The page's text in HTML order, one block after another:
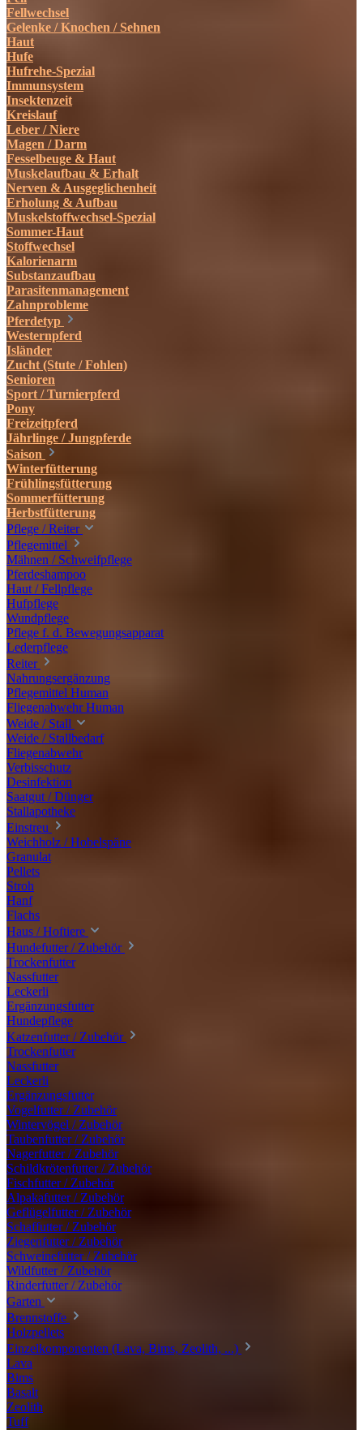
Fellwechsel
Gelenke / Knochen / Sehnen
Haut
Hufe
Hufrehe-Spezial
Immunsystem
Insektenzeit
Kreislauf
Leber / Niere
Magen / Darm
Fesselbeuge & Haut
Muskelaufbau & Erhalt
Nerven & Ausgeglichenheit
Erholung & Aufbau
Muskelstoffwechsel-Spezial
Sommer-Haut
Stoffwechsel
Kalorienarm
Substanzaufbau
Parasitenmanagement
Zahnprobleme
Pferdetyp
Westernpferd
Isländer
Zucht (Stute / Fohlen)
Senioren
Sport / Turnierpferd
Pony
Freizeitpferd
Jährlinge / Jungpferde
Saison
Winterfütterung
Frühlingsfütterung
Sommerfütterung
Herbstfütterung
Pflege / Reiter
Pflegemittel
Mähnen / Schweifpflege
Pferdeshampoo
Haut / Fellpflege
Hufpflege
Wundpflege
Pflege f. d. Bewegungsapparat
Lederpflege
Reiter
Nahrungsergänzung
Pflegemittel Human
Fliegenabwehr Human
Weide / Stall
Weide / Stallbedarf
Fliegenabwehr
Verbisschutz
Desinfektion
Saatgut / Dünger
Stallapotheke
Einstreu
Weichholz / Hobelspäne
Granulat
Pellets
Stroh
Hanf
Flachs
Haus / Hoftiere
Hundefutter / Zubehör
Trockenfutter
Nassfutter
Leckerli
Ergänzungsfutter
Hundepflege
Katzenfutter / Zubehör
Trockenfutter
Nassfutter
Leckerli
Ergänzungsfutter
Vogelfutter / Zubehör
Wintervögel / Zubehör
Taubenfutter / Zubehör
Nagerfutter / Zubehör
Schildkrötenfutter / Zubehör
Fischfutter / Zubehör
Alpakafutter / Zubehör
Geflügelfutter / Zubehör
Schaffutter / Zubehör
Ziegenfutter / Zubehör
Schweinefutter / Zubehör
Wildfutter / Zubehör
Rinderfutter / Zubehör
Garten
Brennstoffe
Holzpellets
Einzelkomponenten (Lava, Bims, Zeolith, ...)
Lava
Bims
Basalt
Zeolith
Tuff